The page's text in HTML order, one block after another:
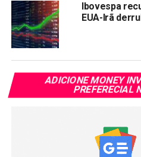
Ibovespa
EUA-Irã
ADICIONE MONEY
PREFERECIAL